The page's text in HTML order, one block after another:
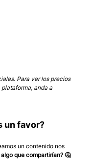
Para ver los precios
anda a
un favor?
un contenido nos
algo que compartirían? 🤔